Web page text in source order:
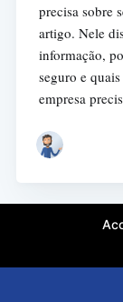
precisa sobre
artigo. Nele
informação,
seguro e
empresa